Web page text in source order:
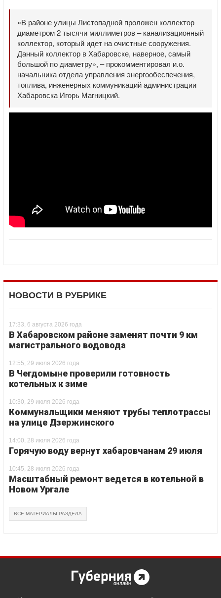
«В районе улицы Листопадной проложен коллектор
диаметром 2 тысячи миллиметров – канализационный
коллектор, который идет на очистные сооружения.
Данный коллектор в Хабаровске, наверное, самый
большой по диаметру», – прокомментировал и.о.
начальника отдела управления энергообеспечения,
топлива, инженерных коммуникаций администрации
Хабаровска Игорь Магницкий.
НОВОСТИ В РУБРИКЕ
17:33, 6 августа 2026 года
В Хабаровском районе заменят почти 9 км
магистрального водовода
12:55, 29 июля 2026 года
В Чегдомыне проверили готовность
котельных к зиме
10:30, 29 июля 2026 года
Коммунальщики меняют трубы теплотрассы
на улице Дзержинского
14:00, 28 июля 2026 года
Горячую воду вернут хабаровчанам 29 июля
10:45, 28 июля 2026 года
Масштабный ремонт ведется в котельной в
Новом Ургале
ВСЕ МАТЕРИАЛЫ РАЗДЕЛА